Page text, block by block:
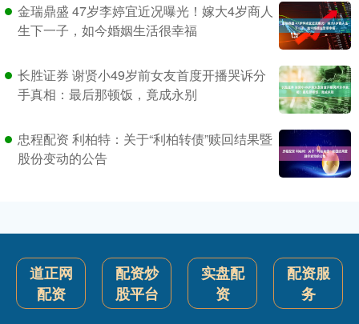
金瑞鼎盛 47岁李婷宜近况曝光！嫁大4岁商人
生下一子，如今婚姻生活很幸福
长胜证券 谢贤小49岁前女友首度开播哭诉分
手真相：最后那顿饭，竟成永别
忠程配资 利柏特：关于“利柏转债”赎回结果暨
股份变动的公告
道正网
配资
配资炒
股平台
实盘配
资
配资服
务